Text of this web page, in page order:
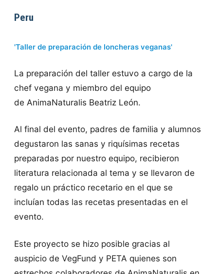
Peru
'Taller de preparación de loncheras veganas'
La preparación del taller estuvo a cargo de la
chef vegana y miembro del equipo
de AnimaNaturalis Beatriz León.
Al final del evento, padres de familia y alumnos
degustaron las sanas y riquísimas recetas
preparadas por nuestro equipo, recibieron
literatura relacionada al tema y se llevaron de
regalo un práctico recetario en el que se
incluían todas las recetas presentadas en el
evento.
Este proyecto se hizo posible gracias al
auspicio de VegFund y PETA quienes son